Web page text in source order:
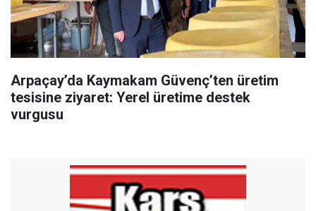
Arpaçay’da Kaymakam Güvenç’ten üretim
tesisine ziyaret: Yerel üretime destek
vurgusu